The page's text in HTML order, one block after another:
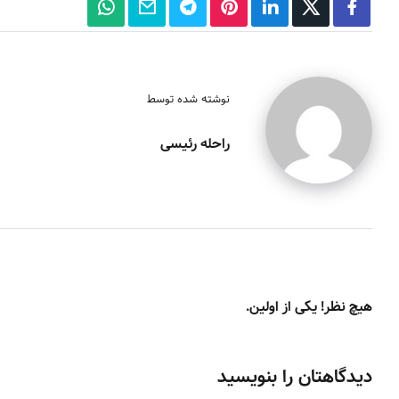
نوشته شده توسط
راحله رئیسی
هیچ نظر! یکی از اولین.
دیدگاهتان را بنویسید